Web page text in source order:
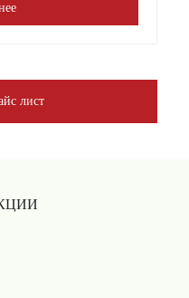
лист